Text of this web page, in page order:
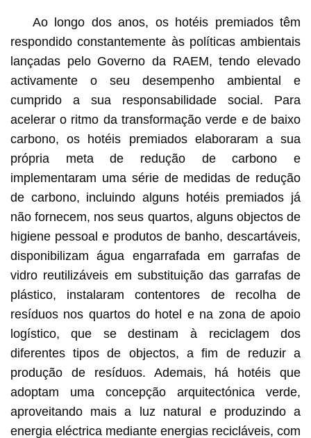
Ao longo dos anos, os hotéis premiados têm
respondido constantemente às políticas ambientais
lançadas pelo Governo da RAEM, tendo elevado
activamente o seu desempenho ambiental e
cumprido a sua responsabilidade social. Para
acelerar o ritmo da transformação verde e de baixo
carbono, os hotéis premiados elaboraram a sua
própria meta de redução de carbono e
implementaram uma série de medidas de redução
de carbono, incluindo alguns hotéis premiados já
não fornecem, nos seus quartos, alguns objectos de
higiene pessoal e produtos de banho, descartáveis,
disponibilizam água engarrafada em garrafas de
vidro reutilizáveis em substituição das garrafas de
plástico, instalaram contentores de recolha de
resíduos nos quartos do hotel e na zona de apoio
logístico, que se destinam à reciclagem dos
diferentes tipos de objectos, a fim de reduzir a
produção de resíduos. Ademais, há hotéis que
adoptam uma concepção arquitectónica verde,
aproveitando mais a luz natural e produzindo a
energia eléctrica mediante energias recicláveis, com